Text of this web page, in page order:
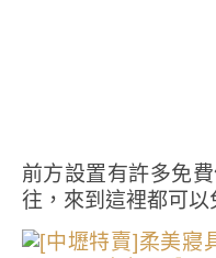
前方設置有許多免
往，來到這裡都可